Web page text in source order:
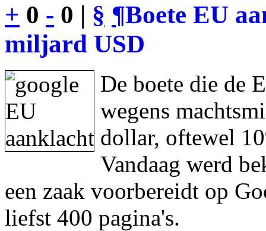
+ 0 - 0 | § ¶Boete EU
miljard USD
De boete die de
wegens
dollar, oftewel
Vandaag werd
een zaak voorbereidt op
liefst 400 pagina's.